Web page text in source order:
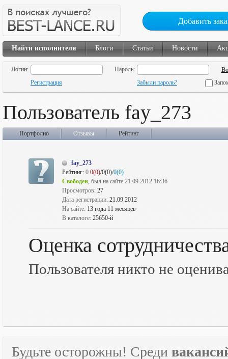
Добавить
Найти исполнителя Блоги Статьи Новости
Логин:
Пароль:
Регистрация
Забыли пароль?
Пользователь fay_273
Портфолио Отзывы Рейтинг
fay_273
Рейтинг: 0 0(0)/0(0)/0(0)
Свободен, был на сайте 21.09.2012 16:36
Просмотров: 27
Дата регистрации: 21.09.2012
На сайте: 13 года 11 месяцев
В каталоге: 25650-й
Оценка
Пользователя никто не
Будьте осторожны! Среди